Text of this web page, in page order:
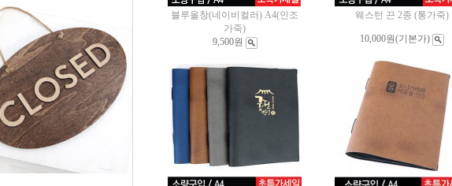
블루올창(네이비컬러) A4(인조
가죽)
9,500원
웨스턴 끈 2종 (통가죽)
10,000원(기본가)